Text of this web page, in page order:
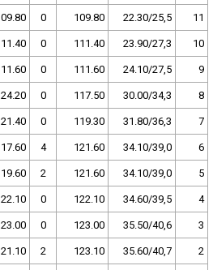
0 109.80 22.30/25,5 11
0 111.40 23.90/27,3 10
0 111.60 24.10/27,5 9
0 117.50 30.00/34,3 8
0 119.30 31.80/36,3 7
4 121.60 34.10/39,0 6
2 121.60 34.10/39,0 5
0 122.10 34.60/39,5 4
0 123.00 35.50/40,6 3
2 123.10 35.60/40,7 2